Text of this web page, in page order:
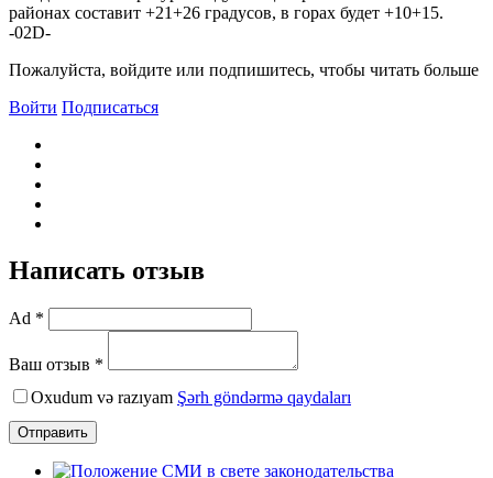
районах составит +21+26 градусов, в горах будет +10+15.
-02D-
Пожалуйста, войдите или подпишитесь, чтобы читать больше
Войти Подписаться
Написать отзыв
Ad *
Ваш отзыв *
Oxudum və razıyam Şərh göndərmə qaydaları
Отправить